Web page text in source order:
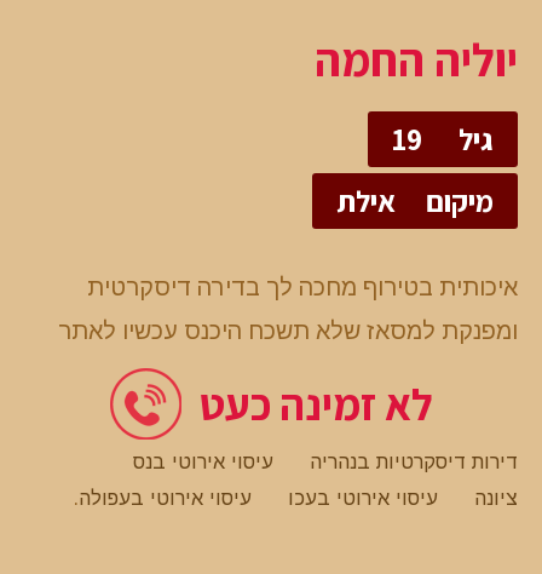
יוליה החמה
גיל
19
מיקום
אילת
איכותית בטירוף מחכה לך בדירה דיסקרטית
ומפנקת למסאז שלא תשכח היכנס עכשיו לאתר
לא זמינה כעט
דירות דיסקרטיות בנהריה
עיסוי אירוטי בנס
ציונה
עיסוי אירוטי בעכו עיסוי אירוטי בעפולה.